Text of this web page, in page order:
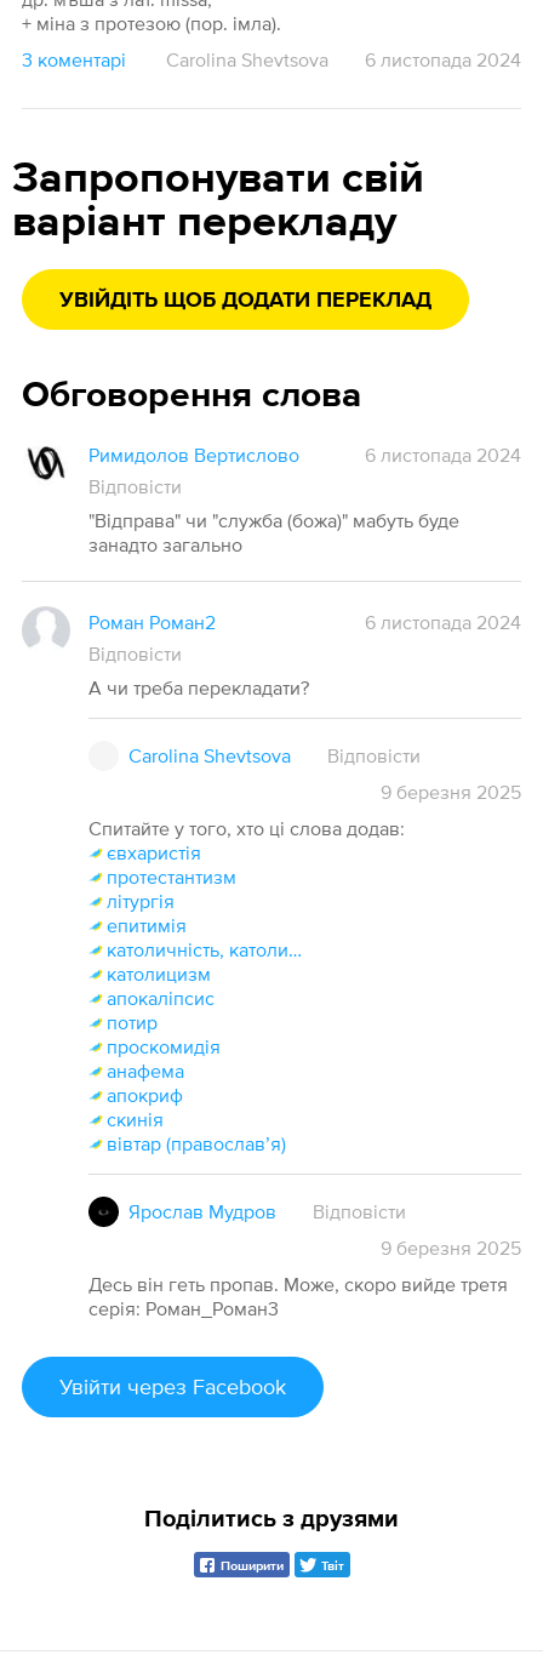
+ міна з протезою (пор. імла).
3 коментарі
Carolina Shevtsova 6 листопада 2024
Запропонувати свій
варіант перекладу
УВІЙДІТЬ ЩОБ ДОДАТИ ПЕРЕКЛАД
Обговорення слова
Римидолов Вертислово
6 листопада 2024
Відповісти
"Відправа" чи "служба (божа)" мабуть буде
занадто загально
Роман Роман2
6 листопада 2024
Відповісти
А чи треба перекладати?
Carolina Shevtsova
Відповісти
9 березня 2025
Спитайте у того, хто ці слова додав:
євхаристія
протестантизм
літургія
епитимія
католичність, католичний
католицизм
апокаліпсис
потир
проскомидія
анафема
апокриф
скинія
вівтар (православʼя)
Ярослав Мудров
Відповісти
9 березня 2025
Десь він геть пропав. Може, скоро вийде третя
серія: Роман_Роман3
Увійти через Facebook
Поділитись з друзями
Поширити Твіт